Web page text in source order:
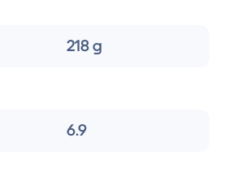
218 g
6.9